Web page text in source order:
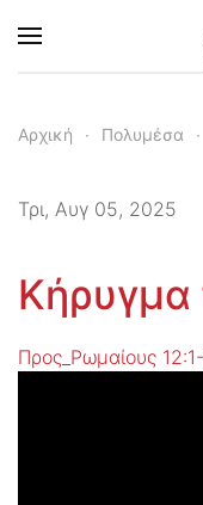
Skip to main
Αρχική Πολυμέσα
Τρι, Αυγ 05, 2025
Κήρυγμα
Προς_Ρωμαίους